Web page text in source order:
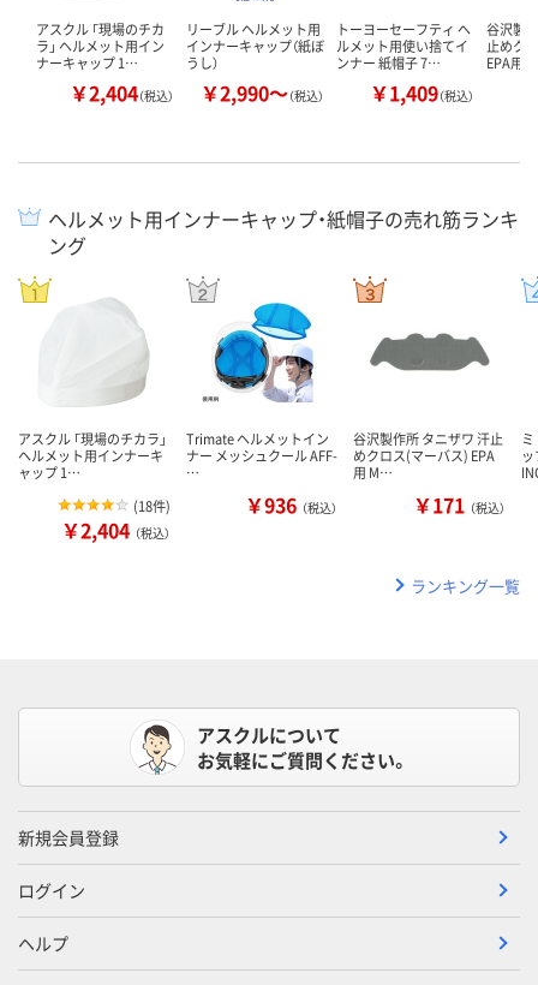
アスクル 「現場のチカ
ラ」 ヘルメット用イン
ナーキャップ 1…
￥2,404（税込）
リーブル ヘルメット用
インナーキャップ（紙ぼ
うし）
￥2,990～（税込）
トーヨーセーフティ ヘ
ルメット用使い捨てイ
ンナー 紙帽子 7…
￥1,409（税込）
谷沢製
止めク
EPA用
ヘルメット用インナーキャップ・紙帽子の売れ筋ランキ
ング
アスクル 「現場のチカラ」
ヘルメット用インナーキ
ャップ 1…
(18件)
￥2,404 （税込）
Trimate ヘルメットイン
ナー メッシュクール AFF-
…
￥936 （税込）
谷沢製作所 タニザワ 汗止
めクロス(マーバス) EPA
用 M…
￥171 （税込）
ランキング一覧
アスクルについて
お気軽にご質問ください。
新規会員登録
ログイン
ヘルプ